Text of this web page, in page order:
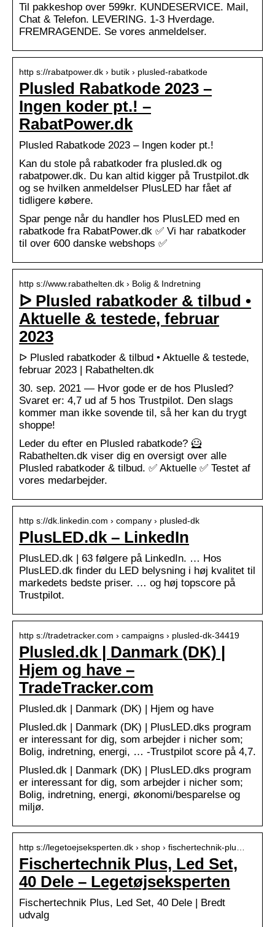
Til pakkeshop over 599kr. KUNDESERVICE. Mail,
Chat & Telefon. LEVERING. 1-3 Hverdage.
FREMRAGENDE. Se vores anmeldelser.
http s://rabatpower.dk › butik › plusled-rabatkode
Plusled Rabatkode 2023 –
Ingen koder pt.! –
RabatPower.dk
Plusled Rabatkode 2023 – Ingen koder pt.!
Kan du stole på rabatkoder fra plusled.dk og
rabatpower.dk. Du kan altid kigger på Trustpilot.dk
og se hvilken anmeldelser PlusLED har fået af
tidligere købere.
Spar penge når du handler hos PlusLED med en
rabatkode fra RabatPower.dk ✅ Vi har rabatkoder
til over 600 danske webshops ✅
http s://www.rabathelten.dk › Bolig & Indretning
ᐅ Plusled rabatkoder & tilbud •
Aktuelle & testede, februar
2023
ᐅ Plusled rabatkoder & tilbud • Aktuelle & testede,
februar 2023 | Rabathelten.dk
30. sep. 2021 — Hvor gode er de hos Plusled?
Svaret er: 4,7 ud af 5 hos Trustpilot. Den slags
kommer man ikke sovende til, så her kan du trygt
shoppe!
Leder du efter en Plusled rabatkode? 🦸
Rabathelten.dk viser dig en oversigt over alle
Plusled rabatkoder & tilbud. ✅ Aktuelle ✅ Testet af
vores medarbejder.
http s://dk.linkedin.com › company › plusled-dk
PlusLED.dk – LinkedIn
PlusLED.dk | 63 følgere på LinkedIn. … Hos
PlusLED.dk finder du LED belysning i høj kvalitet til
markedets bedste priser. … og høj topscore på
Trustpilot.
http s://tradetracker.com › campaigns › plusled-dk-34419
Plusled.dk | Danmark (DK) |
Hjem og have –
TradeTracker.com
Plusled.dk | Danmark (DK) | Hjem og have
Plusled.dk | Danmark (DK) | PlusLED.dks program
er interessant for dig, som arbejder i nicher som;
Bolig, indretning, energi, … -Trustpilot score på 4,7.
Plusled.dk | Danmark (DK) | PlusLED.dks program
er interessant for dig, som arbejder i nicher som;
Bolig, indretning, energi, økonomi/besparelse og
miljø.
http s://legetoejseksperten.dk › shop › fischertechnik-plu…
Fischertechnik Plus, Led Set,
40 Dele – Legetøjseksperten
Fischertechnik Plus, Led Set, 40 Dele | Bredt
udvalg